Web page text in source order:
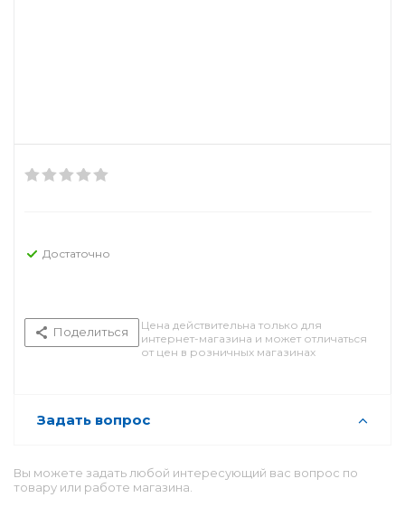
Достаточно
Поделиться
Цена действительна только для
интернет-магазина и может отличаться
от цен в розничных магазинах
Задать вопрос
Вы можете задать любой интересующий вас вопрос по
товару или работе магазина.